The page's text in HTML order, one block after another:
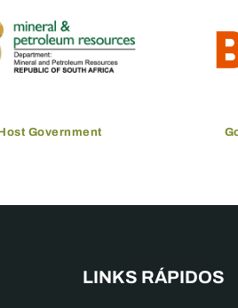
Government
LINKS RÁPIDOS